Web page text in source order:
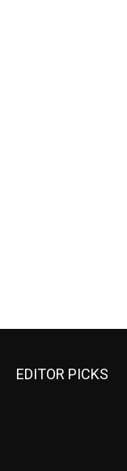
EDITOR PICKS